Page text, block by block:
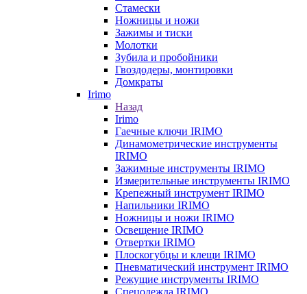
Стамески
Ножницы и ножи
Зажимы и тиски
Молотки
Зубила и пробойники
Гвоздодеры, монтировки
Домкраты
Irimo
Назад
Irimo
Гаечные ключи IRIMO
Динамометрические инструменты
IRIMO
Зажимные инструменты IRIMO
Измерительные инструменты IRIMO
Крепежный инструмент IRIMO
Напильники IRIMO
Ножницы и ножи IRIMO
Освещение IRIMO
Отвертки IRIMO
Плоскогубцы и клещи IRIMO
Пневматический инструмент IRIMO
Режущие инструменты IRIMO
Спецодежда IRIMO